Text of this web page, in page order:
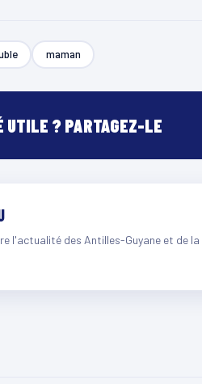
maman
UTILE ? PARTAGEZ-LE
l'actualité des Antilles-Guyane et de